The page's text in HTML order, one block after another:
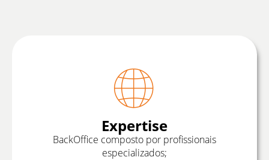
Expertise
BackOffice composto por profissionais
especializados;